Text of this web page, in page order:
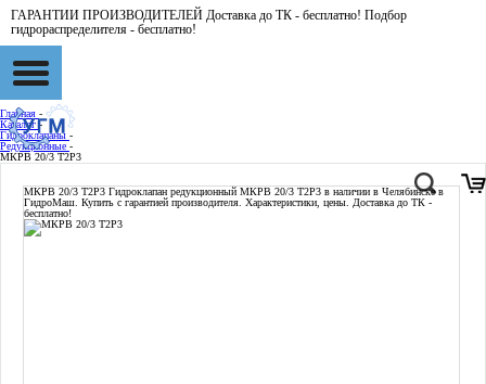
ГАРАНТИИ ПРОИЗВОДИТЕЛЕЙ Доставка до ТК - бесплатно! Подбор
гидрораспределителя - бесплатно!
Главная -
Каталог -
Гидроклапаны -
Редукционные -
МКРВ 20/3 Т2Р3
МКРВ 20/3 Т2Р3 Гидроклапан редукционный МКРВ 20/3 Т2Р3 в наличии в Челябинске в
ГидроМаш. Купить с гарантией производителя. Характеристики, цены. Доставка до ТК -
бесплатно!